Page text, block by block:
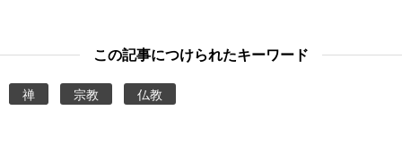
この記事につけられたキーワード
禅 宗教 仏教